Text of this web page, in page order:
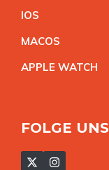
IOS
MACOS
APPLE WATCH
FOLGE UNS